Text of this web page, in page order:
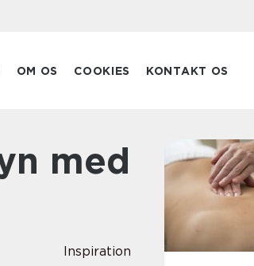
OM OS COOKIES KONTAKT OS
Inspiration